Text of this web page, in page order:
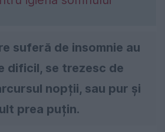
suferă de insomnie au
dificil, se trezesc de
nopții, sau pur și
prea puțin.